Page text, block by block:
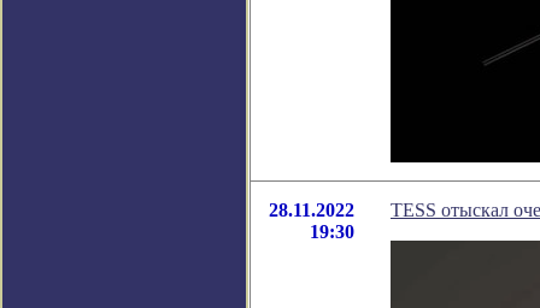
28.11.2022
19:30
TESS отыскал